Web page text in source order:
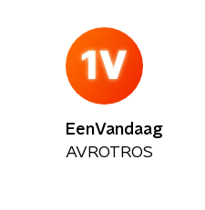
EenVandaag
AVROTROS